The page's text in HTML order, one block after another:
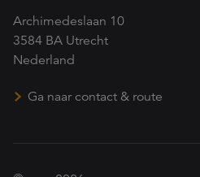
Archimedeslaan 10
3584 BA Utrecht
Nederland
Ga naar contact & route